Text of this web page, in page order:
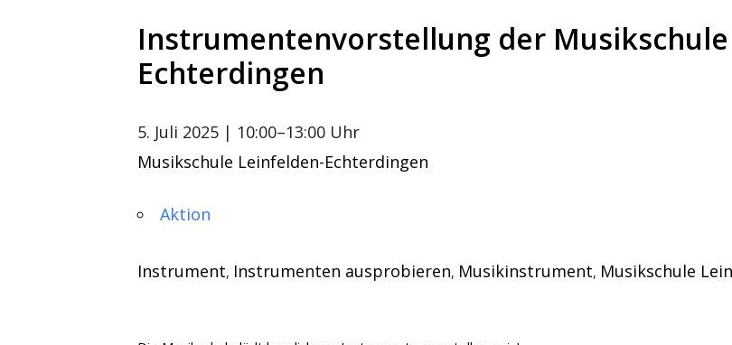
Instrumentenvorstellung der
Echterdingen
5. Juli 2025 | 10:00–13:00 Uhr
Musikschule Leinfelden-Echterdingen
Aktion
Instrument, Instrumenten ausprobieren, Musikinstrument, Musikschule